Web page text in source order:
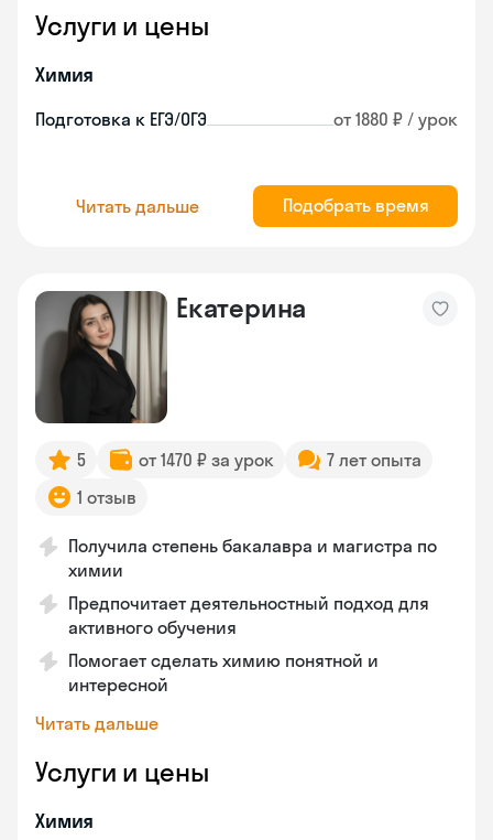
Услуги и цены
Химия
Подготовка к ЕГЭ/ОГЭ от 1880 ₽ / урок
Читать дальше Подобрать время
Екатерина
5 от 1470 ₽ за урок
7 лет опыта
1 отзыв
Получила степень бакалавра и магистра по
химии
Предпочитает деятельностный подход для
активного обучения
Помогает сделать химию понятной и
интересной
Читать дальше
Услуги и цены
Химия